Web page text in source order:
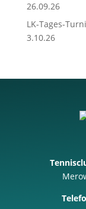
26.09.26
LK-Tages-
3.10.26